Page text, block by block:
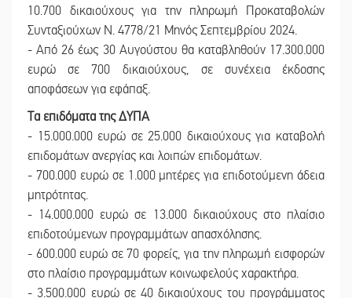
10.700 δικαιούχους για την πληρωμή Προκαταβολών
Συνταξιούχων Ν. 4778/21 Μηνός Σεπτεμβρίου 2024.
- Από 26 έως 30 Αυγούστου θα καταβληθούν 17.300.000
ευρώ σε 700 δικαιούχους, σε συνέχεια έκδοσης
αποφάσεων για εφάπαξ.
Τα επιδόματα της ΔΥΠΑ
- 15.000.000 ευρώ σε 25.000 δικαιούχους για καταβολή
επιδομάτων ανεργίας και λοιπών επιδομάτων.
- 700.000 ευρώ σε 1.000 μητέρες για επιδοτούμενη άδεια
μητρότητας.
- 14.000.000 ευρώ σε 13.000 δικαιούχους στο πλαίσιο
επιδοτούμενων προγραμμάτων απασχόλησης.
- 600.000 ευρώ σε 70 φορείς, για την πληρωμή εισφορών
στο πλαίσιο προγραμμάτων κοινωφελούς χαρακτήρα.
- 3.500.000 ευρώ σε 40 δικαιούχους του προγράμματος